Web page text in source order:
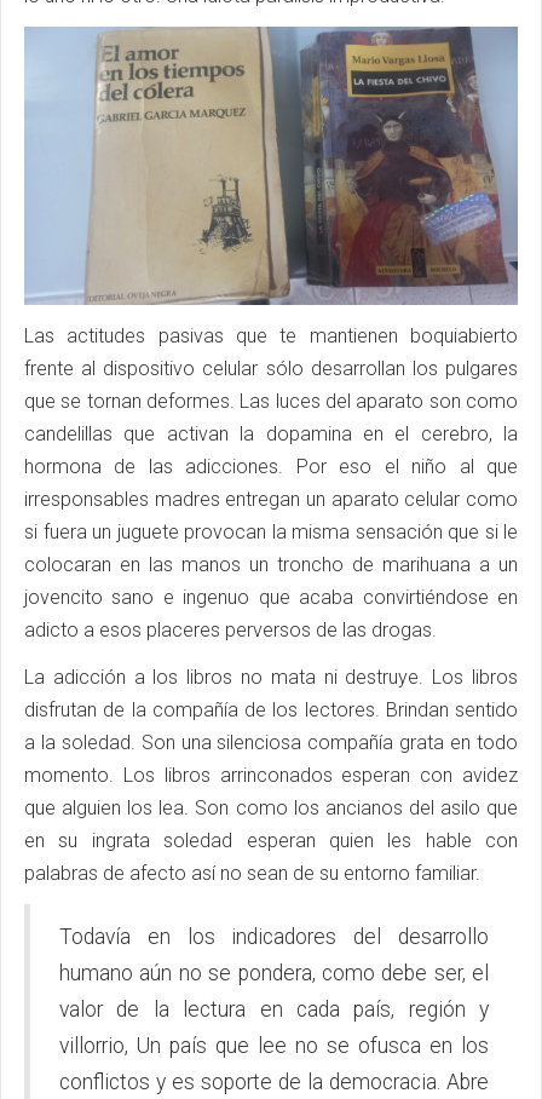
Las actitudes pasivas que te mantienen boquiabierto
frente al dispositivo celular sólo desarrollan los pulgares
que se tornan deformes. Las luces del aparato son como
candelillas que activan la dopamina en el cerebro, la
hormona de las adicciones. Por eso el niño al que
irresponsables madres entregan un aparato celular como
si fuera un juguete provocan la misma sensación que si le
colocaran en las manos un troncho de marihuana a un
jovencito sano e ingenuo que acaba convirtiéndose en
adicto a esos placeres perversos de las drogas.
La adicción a los libros no mata ni destruye. Los libros
disfrutan de la compañía de los lectores. Brindan sentido
a la soledad. Son una silenciosa compañía grata en todo
momento. Los libros arrinconados esperan con avidez
que alguien los lea. Son como los ancianos del asilo que
en su ingrata soledad esperan quien les hable con
palabras de afecto así no sean de su entorno familiar.
Todavía en los indicadores del desarrollo
humano aún no se pondera, como debe ser, el
valor de la lectura en cada país, región y
villorrio, Un país que lee no se ofusca en los
conflictos y es soporte de la democracia. Abre